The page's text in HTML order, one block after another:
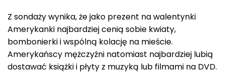
Z sondaży wynika, że jako prezent na walentynki
Amerykanki najbardziej cenią sobie kwiaty,
bombonierki i wspólną kolację na mieście.
Amerykańscy mężczyźni natomiast najbardziej lubią
dostawać książki i płyty z muzyką lub filmami na DVD.